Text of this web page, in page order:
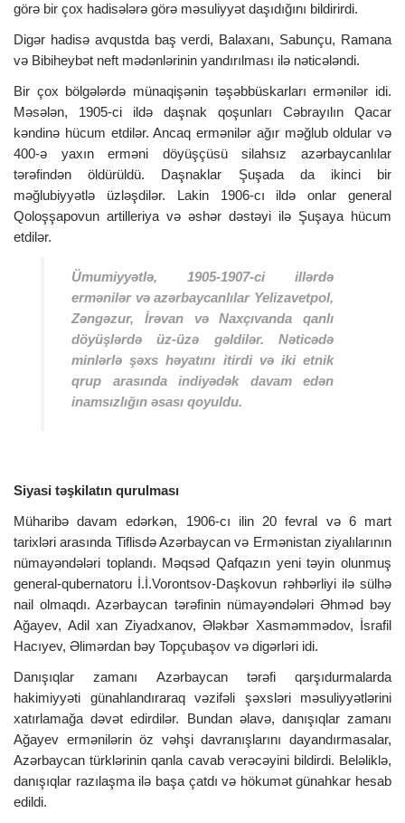
görə bir çox hadisələrə görə məsuliyyət daşıdığını bildirirdi.
Digər hadisə avqustda baş verdi, Balaxanı, Sabunçu, Ramana
və Bibiheybət neft mədənlərinin yandırılması ilə nəticələndi.
Bir çox bölgələrdə münaqişənin təşəbbüskarları ermənilər idi.
Məsələn, 1905-ci ildə daşnak qoşunları Cəbrayılın Qacar
kəndinə hücum etdilər. Ancaq ermənilər ağır məğlub oldular və
400-ə yaxın erməni döyüşçüsü silahsız azərbaycanlılar
tərəfindən öldürüldü. Daşnaklar Şuşada da ikinci bir
məğlubiyyətlə üzləşdilər. Lakin 1906-cı ildə onlar general
Qoloşşapovun artilleriya və əshər dəstəyi ilə Şuşaya hücum
etdilər.
Ümumiyyətlə, 1905-1907-ci illərdə
ermənilər və azərbaycanlılar Yelizavetpol,
Zəngəzur, İrəvan və Naxçıvanda qanlı
döyüşlərdə üz-üzə gəldilər. Nəticədə
minlərlə şəxs həyatını itirdi və iki etnik
qrup arasında indiyədək davam edən
inamsızlığın əsası qoyuldu.
Siyasi təşkilatın qurulması
Müharibə davam edərkən, 1906-cı ilin 20 fevral və 6 mart
tarixləri arasında Tiflisdə Azərbaycan və Ermənistan ziyalılarının
nümayəndələri toplandı. Məqsəd Qafqazın yeni təyin olunmuş
general-qubernatoru İ.İ.Vorontsov-Daşkovun rəhbərliyi ilə sülhə
nail olmaqdı. Azərbaycan tərəfinin nümayəndələri Əhməd bəy
Ağayev, Adil xan Ziyadxanov, Ələkbər Xasməmmədov, İsrafil
Hacıyev, Əlimərdan bəy Topçubaşov və digərləri idi.
Danışıqlar zamanı Azərbaycan tərəfi qarşıdurmalarda
hakimiyyəti günahlandıraraq vəzifəli şəxsləri məsuliyyətlərini
xatırlamağa dəvət edirdilər. Bundan əlavə, danışıqlar zamanı
Ağayev ermənilərin öz vəhşi davranışlarını dayandırmasalar,
Azərbaycan türklərinin qanla cavab verəcəyini bildirdi. Beləliklə,
danışıqlar razılaşma ilə başa çatdı və hökumət günahkar hesab
edildi.